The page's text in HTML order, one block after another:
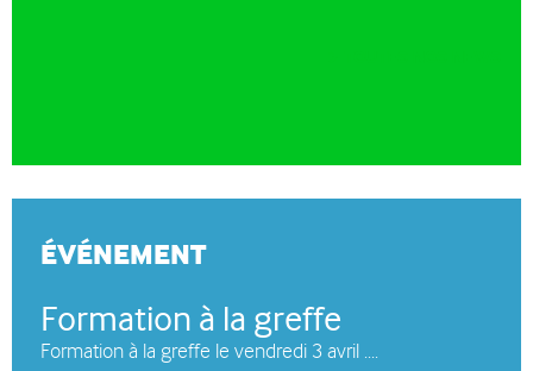
ÉVÉNEMENT
Formation à la greffe
Formation à la greffe le vendredi 3 avril ....